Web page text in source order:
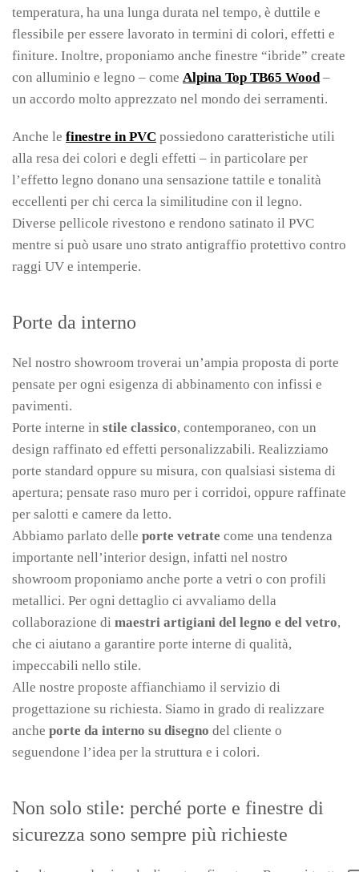
temperatura, ha una lunga durata nel tempo, è duttile e
flessibile per essere lavorato in termini di colori, effetti e
finiture. Inoltre, proponiamo anche finestre “ibride” create
con alluminio e legno – come Alpina Top TB65 Wood–
un accordo molto apprezzato nel mondo dei serramenti.
Anche le finestre in PVC possiedono caratteristiche utili
alla resa dei colori e degli effetti – in particolare per
l’effetto legno donano una sensazione tattile e tonalità
eccellenti per chi cerca la similitudine con il legno.
Diverse pellicole rivestono e rendono satinato il PVC
mentre si può usare uno strato antigraffio protettivo contro
raggi UV e intemperie.
Porte da interno
Nel nostro showroom troverai un’ampia proposta di porte
pensate per ogni esigenza di abbinamento con infissi e
pavimenti.
Porte interne in stile classico, contemporaneo, con un
design raffinato ed effetti personalizzabili. Realizziamo
porte standard oppure su misura, con qualsiasi sistema di
apertura; pensate raso muro per i corridoi, oppure raffinate
per salotti e camere da letto.
Abbiamo parlato delle porte vetrate come una tendenza
importante nell’interior design, infatti nel nostro
showroom proponiamo anche porte a vetri o con profili
metallici. Per ogni dettaglio ci avvaliamo della
collaborazione di maestri artigiani del legno e del vetro,
che ci aiutano a garantire porte interne di qualità,
impeccabili nello stile.
Alle nostre proposte affianchiamo il servizio di
progettazione su richiesta. Siamo in grado di realizzare
anche porte da interno su disegno del cliente o
seguendone l’idea per la struttura e i colori.
Non solo stile: perché porte e finestre di
sicurezza sono sempre più richieste